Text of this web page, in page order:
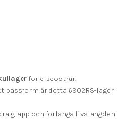
för elscootrar.
passform är detta 6902RS-lager
glapp och förlänga livslängden